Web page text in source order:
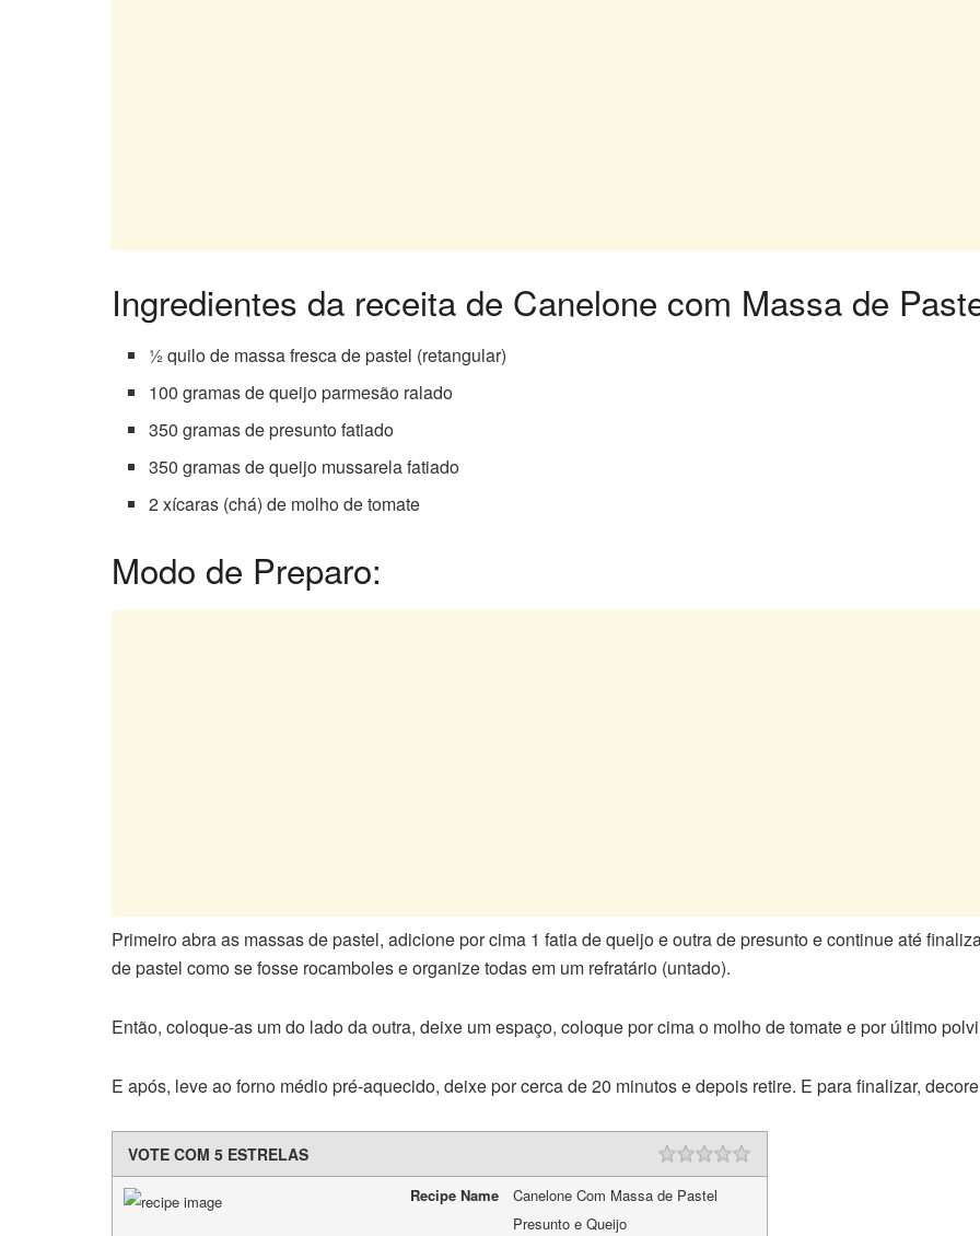
Ingredientes da receita de Canelone com Massa de
½ quilo de massa fresca de pastel (retangular)
100 gramas de queijo parmesão ralado
350 gramas de presunto fatiado
350 gramas de queijo mussarela fatiado
2 xícaras (chá) de molho de tomate
Modo de Preparo:
Primeiro abra as massas de pastel, adicione por cima 1 fatia de queijo e outra de presunto e continue até
de pastel como se fosse rocamboles e organize todas em um refratário (untado).
Então, coloque-as um do lado da outra, deixe um espaço, coloque por cima o molho de tomate e por último
E após, leve ao forno médio pré-aquecido, deixe por cerca de 20 minutos e depois retire. E para finalizar,
VOTE COM 5 ESTRELAS
Recipe Name
Canelone Com Massa de Pastel
Presunto e Queijo